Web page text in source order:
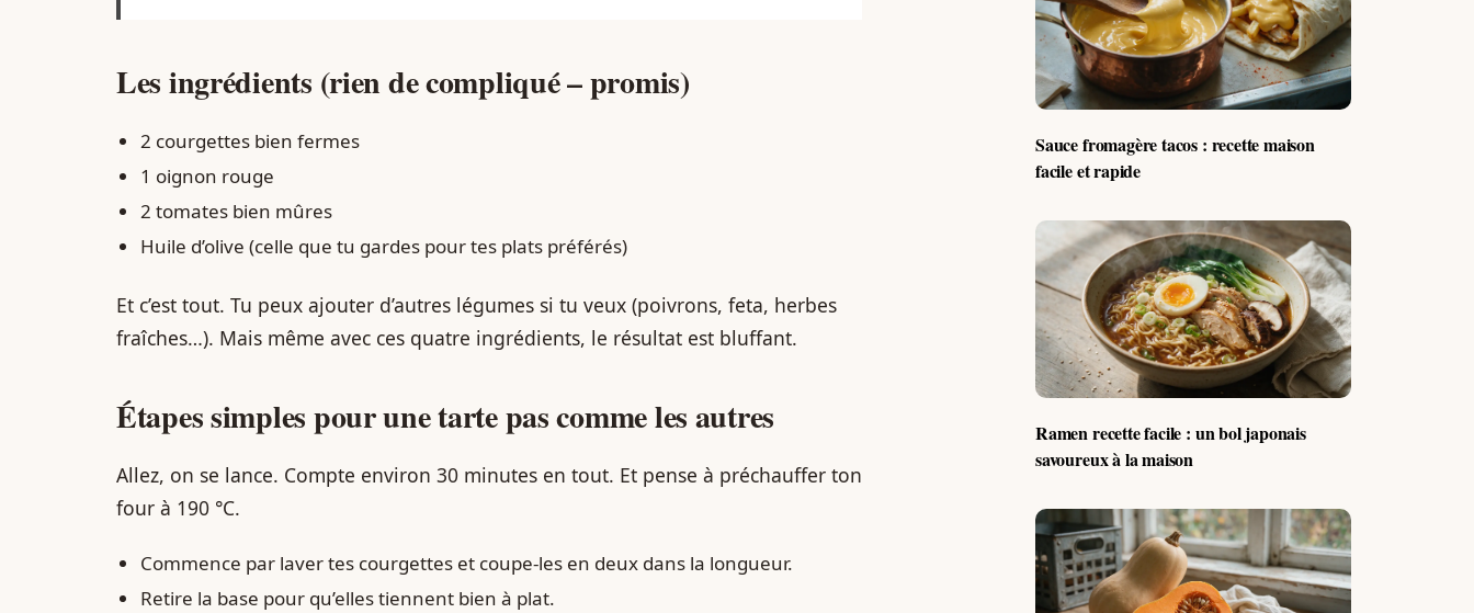
Les ingrédients (rien de compliqué – promis)
2 courgettes bien fermes
1 oignon rouge
2 tomates bien mûres
Huile d’olive (celle que tu gardes pour tes plats préférés)
Et c’est tout. Tu peux ajouter d’autres légumes si tu veux (poivrons, feta, herbes
fraîches…). Mais même avec ces quatre ingrédients, le résultat est bluffant.
Étapes simples pour une tarte pas comme les autres
Allez, on se lance. Compte environ 30 minutes en tout. Et pense à préchauffer ton
four à 190 °C.
Commence par laver tes courgettes et coupe-les en deux dans la longueur.
Retire la base pour qu’elles tiennent bien à plat.
Sauce fromagère tacos : recette maison
facile et rapide
Ramen recette facile : un bol japonais
savoureux à la maison